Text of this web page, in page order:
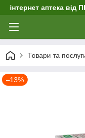
інтернет аптека
Товари та
–13%